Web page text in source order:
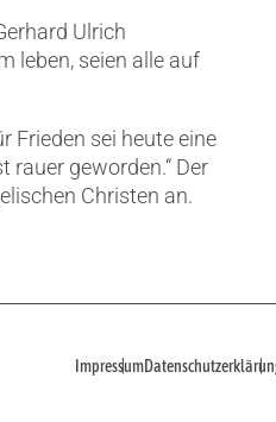
Ulrich
leben, seien alle auf
Frieden sei heute eine
geworden.“ Der
Christen an.
Impressum